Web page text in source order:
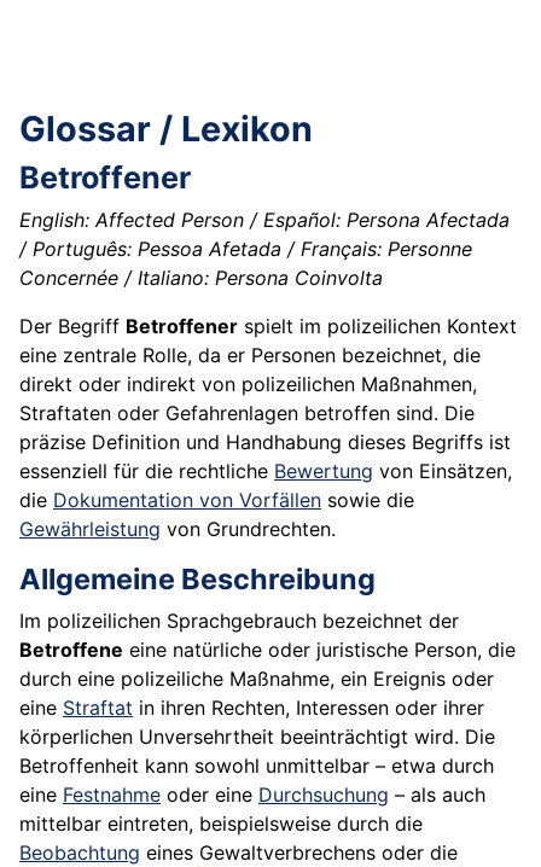
Glossar / Lexikon
Betroffener
English: Affected Person / Español: Persona Afectada
/ Português: Pessoa Afetada / Français: Personne
Concernée / Italiano: Persona Coinvolta
Der Begriff Betroffener spielt im polizeilichen Kontext
eine zentrale Rolle, da er Personen bezeichnet, die
direkt oder indirekt von polizeilichen Maßnahmen,
Straftaten oder Gefahrenlagen betroffen sind. Die
präzise Definition und Handhabung dieses Begriffs ist
essenziell für die rechtliche Bewertung von Einsätzen,
die Dokumentation von Vorfällen sowie die
Gewährleistung von Grundrechten.
Allgemeine Beschreibung
Im polizeilichen Sprachgebrauch bezeichnet der
Betroffene eine natürliche oder juristische Person, die
durch eine polizeiliche Maßnahme, ein Ereignis oder
eine Straftat in ihren Rechten, Interessen oder ihrer
körperlichen Unversehrtheit beeinträchtigt wird. Die
Betroffenheit kann sowohl unmittelbar – etwa durch
eine Festnahme oder eine Durchsuchung – als auch
mittelbar eintreten, beispielsweise durch die
Beobachtung eines Gewaltverbrechens oder die